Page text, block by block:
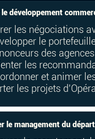
développement
les négociations
le
des
les
et animer
les projets
le management du